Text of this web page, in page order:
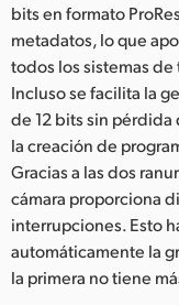
bits en formato
metadatos, lo que
todos los sistemas
Incluso se facilita la
de 12 bits sin
la creación de
Gracias a las dos
cámara proporciona
interrupciones. Esto
automáticamente la
la primera no tiene